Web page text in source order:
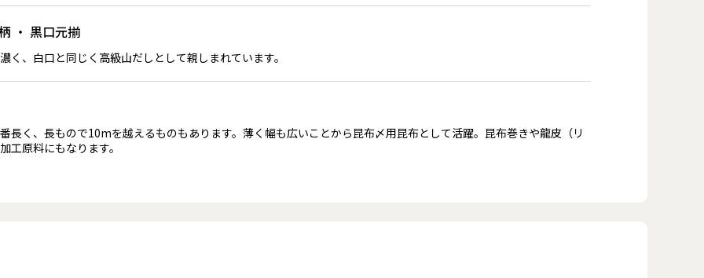
・ 黒口元揃
く、白口と同じく高級山だしとして親しまれています。
長く、長もので10mを越えるものもあります。薄く幅も広いことから昆布〆用昆布として活躍。昆布巻きや龍皮（リ
工原料にもなります。